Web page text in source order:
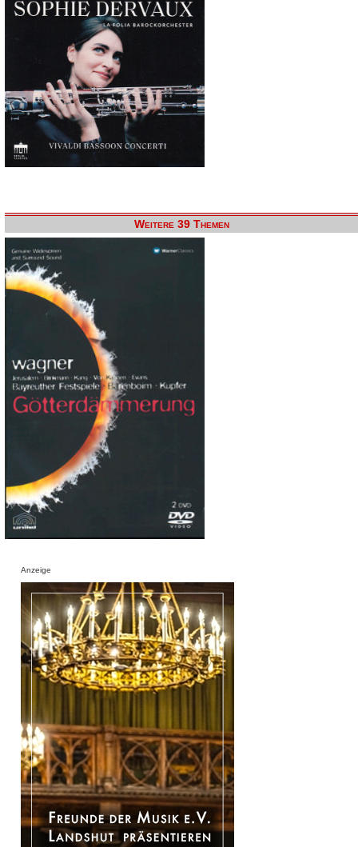
Weitere 39 Themen
Anzeige